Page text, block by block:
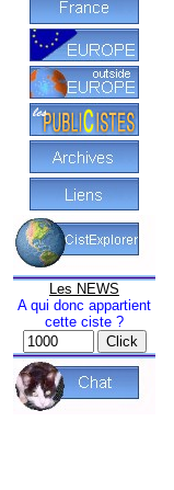
Les NEWS
A qui donc appartient
cette ciste ?